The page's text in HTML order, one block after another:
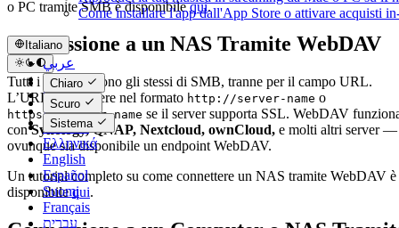
Come installare l'app dall'App Store o attivare acquisti
Italiano
عربي
Català
Čeština
Dansk
Deutsch
Ελληνικά
English
Español
Suomi
Français
עברית
Chiaro
Scuro
Sistema
o PC tramite SMB è disponibilequi.
Connessione a un NAS Tramite WebDAV
Tutti i passaggi sono gli stessi di SMB, tranne per il campo URL.
L’URL deve essere nel formato http://server-name o
https://server-name se il server supporta SSL. WebDAV
conSynology, QNAP, Nextcloud, ownCloud, e molti altri server —
ovunque sia disponibile un endpoint WebDAV.
Un tutorial completo su come connettere un NAS tramite WebDAV è
disponibilequi.